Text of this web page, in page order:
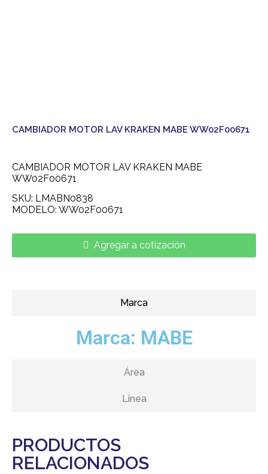
CAMBIADOR MOTOR LAV KRAKEN MABE WW02F00671
CAMBIADOR MOTOR LAV KRAKEN MABE
WW02F00671
SKU: LMABN0838
MODELO: WW02F00671
Agregar a cotización
Marca
Marca: MABE
Área
Línea
PRODUCTOS
RELACIONADOS